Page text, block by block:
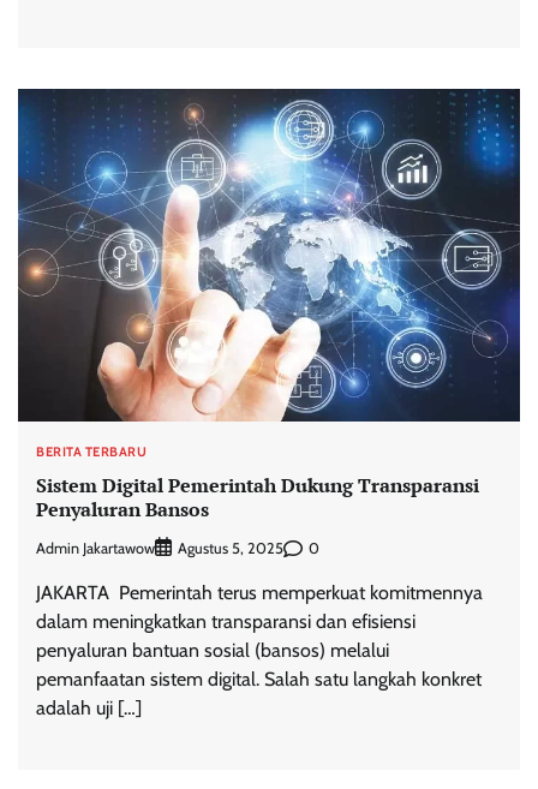
BERITA TERBARU
Sistem Digital Pemerintah Dukung Transparansi
Penyaluran Bansos
Admin Jakartawow Agustus 5, 2025 0
JAKARTA  Pemerintah terus memperkuat komitmennya
dalam meningkatkan transparansi dan efisiensi
penyaluran bantuan sosial (bansos) melalui
pemanfaatan sistem digital. Salah satu langkah konkret
adalah uji […]